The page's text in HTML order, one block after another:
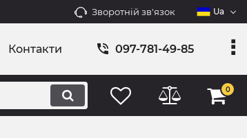
Зворотній зв'язок Ua
Контакти 097-781-49-85
0